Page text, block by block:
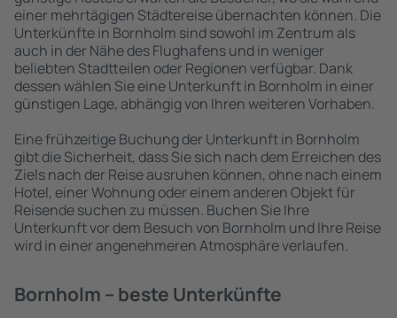
einer mehrtägigen Städtereise übernachten können. Die
Unterkünfte in Bornholm sind sowohl im Zentrum als
auch in der Nähe des Flughafens und in weniger
beliebten Stadtteilen oder Regionen verfügbar. Dank
dessen wählen Sie eine Unterkunft in Bornholm in einer
günstigen Lage, abhängig von Ihren weiteren Vorhaben.
Eine frühzeitige Buchung der Unterkunft in Bornholm
gibt die Sicherheit, dass Sie sich nach dem Erreichen des
Ziels nach der Reise ausruhen können, ohne nach einem
Hotel, einer Wohnung oder einem anderen Objekt für
Reisende suchen zu müssen. Buchen Sie Ihre
Unterkunft vor dem Besuch von Bornholm und Ihre Reise
wird in einer angenehmeren Atmosphäre verlaufen.
Bornholm – beste Unterkünfte